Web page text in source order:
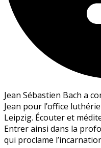
Jean Sébastien Bach a
Jean pour l’office
Leipzig. Écouter et
Entrer ainsi dans la
qui proclame